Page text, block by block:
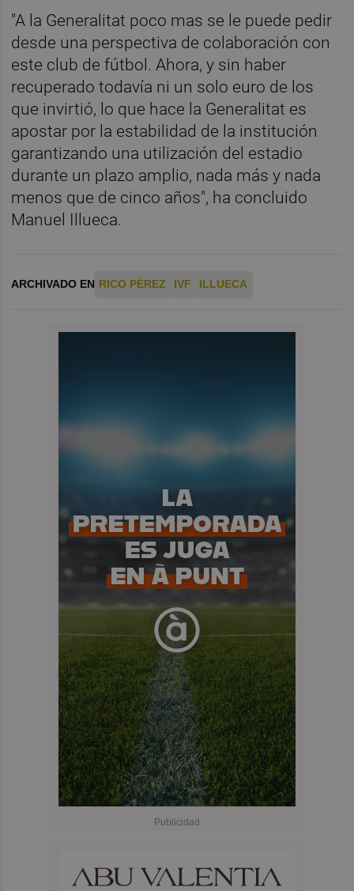
"A la Generalitat poco mas se le puede pedir
desde una perspectiva de colaboración con
este club de fútbol. Ahora, y sin haber
recuperado todavía ni un solo euro de los
que invirtió, lo que hace la Generalitat es
apostar por la estabilidad de la institución
garantizando una utilización del estadio
durante un plazo amplio, nada más y nada
menos que de cinco años", ha concluido
Manuel Illueca.
ARCHIVADO EN RICO PÉREZ IVF ILLUECA